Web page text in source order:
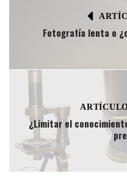
Fotografía lenta o
¿Limitar el